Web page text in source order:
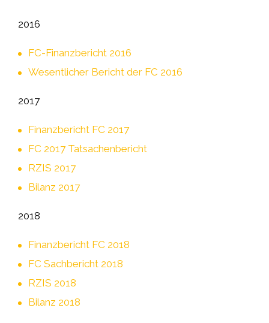
2016
FC-Finanzbericht 2016
Wesentlicher Bericht der FC 2016
2017
Finanzbericht FC 2017
FC 2017 Tatsachenbericht
RZIS 2017
Bilanz 2017
2018
Finanzbericht FC 2018
FC Sachbericht 2018
RZIS 2018
Bilanz 2018